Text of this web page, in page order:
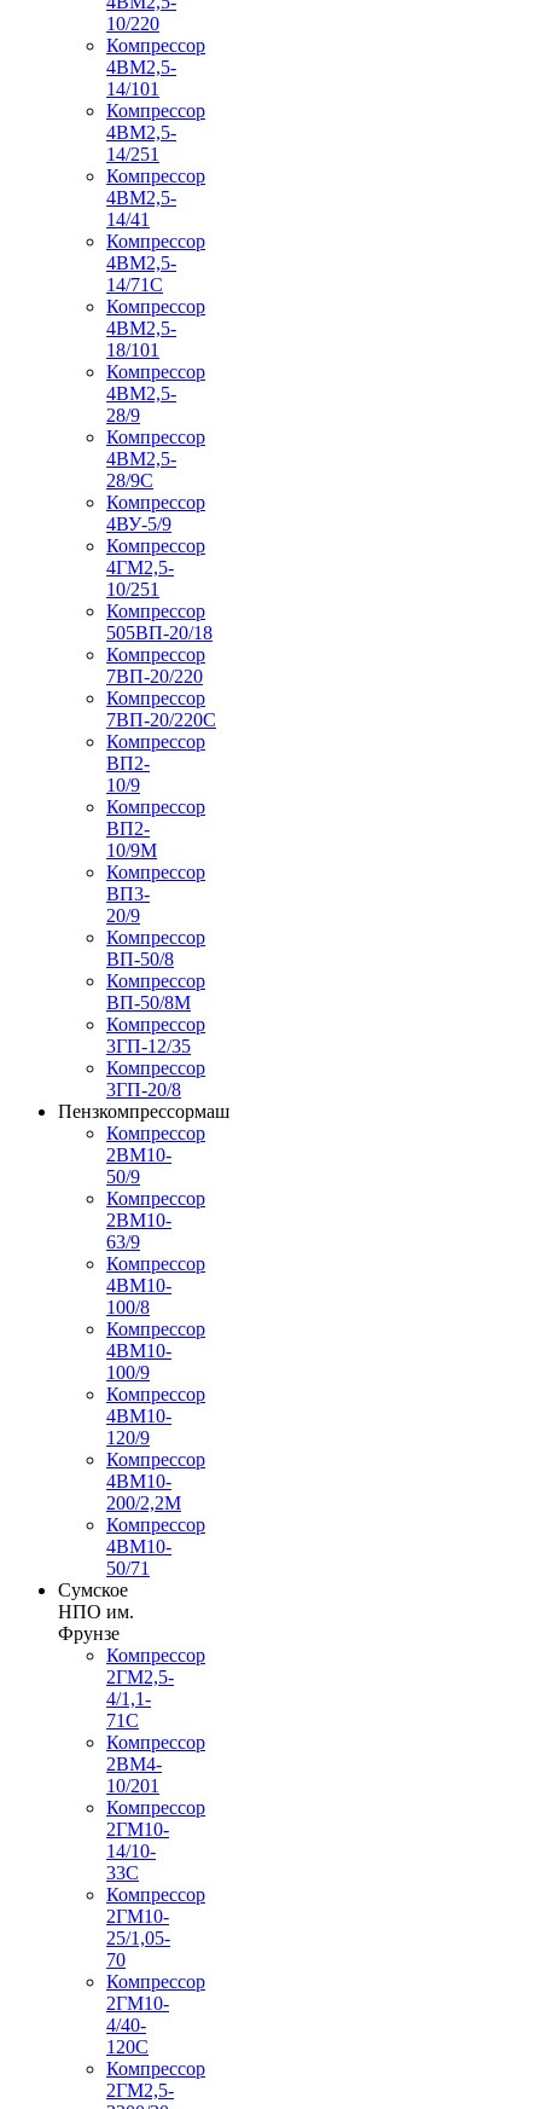
10/220
Компрессор
4ВМ2,5-
14/101
Компрессор
4ВМ2,5-
14/251
Компрессор
4ВМ2,5-
14/41
Компрессор
4ВМ2,5-
14/71C
Компрессор
4ВМ2,5-
18/101
Компрессор
4ВМ2,5-
28/9
Компрессор
4ВМ2,5-
28/9С
Компрессор
4ВУ-5/9
Компрессор
4ГМ2,5-
10/251
Компрессор
505ВП-20/18
Компрессор
7ВП-20/220
Компрессор
7ВП-20/220С
Компрессор
ВП2-
10/9
Компрессор
ВП2-
10/9М
Компрессор
ВП3-
20/9
Компрессор
ВП-50/8
Компрессор
ВП-50/8М
Компрессор
3ГП-12/35
Компрессор
3ГП-20/8
Пензкомпрессормаш
Компрессор
2ВМ10-
50/9
Компрессор
2ВМ10-
63/9
Компрессор
4ВМ10-
100/8
Компрессор
4ВМ10-
100/9
Компрессор
4ВМ10-
120/9
Компрессор
4ВМ10-
200/2,2М
Компрессор
4ВМ10-
50/71
Сумское
НПО им.
Фрунзе
Компрессор
2ГМ2,5-
4/1,1-
71С
Компрессор
2ВМ4-
10/201
Компрессор
2ГМ10-
14/10-
33С
Компрессор
2ГМ10-
25/1,05-
70
Компрессор
2ГМ10-
4/40-
120С
Компрессор
2ГМ2,5-